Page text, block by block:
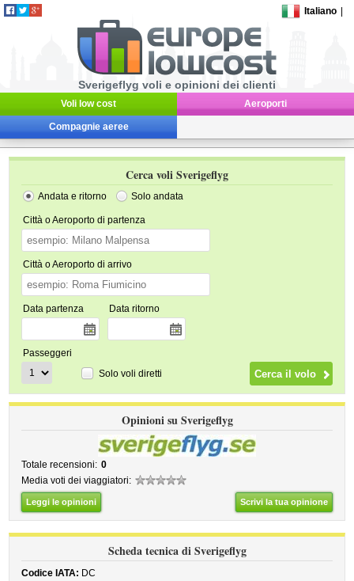
Italiano
Sverigeflyg voli e opinioni dei clienti
Voli low cost Aeroporti
Compagnie aeree
Cerca voli Sverigeflyg
Andata e ritorno Solo andata
Città o Aeroporto di partenza
Città o Aeroporto di arrivo
Data partenza Data ritorno
Passeggeri
Solo voli diretti
Opinioni su Sverigeflyg
Totale recensioni: 0
Media voti dei viaggiatori:
Leggi le opinioni Scrivi la tua opinione
Scheda tecnica di Sverigeflyg
Codice IATA: DC